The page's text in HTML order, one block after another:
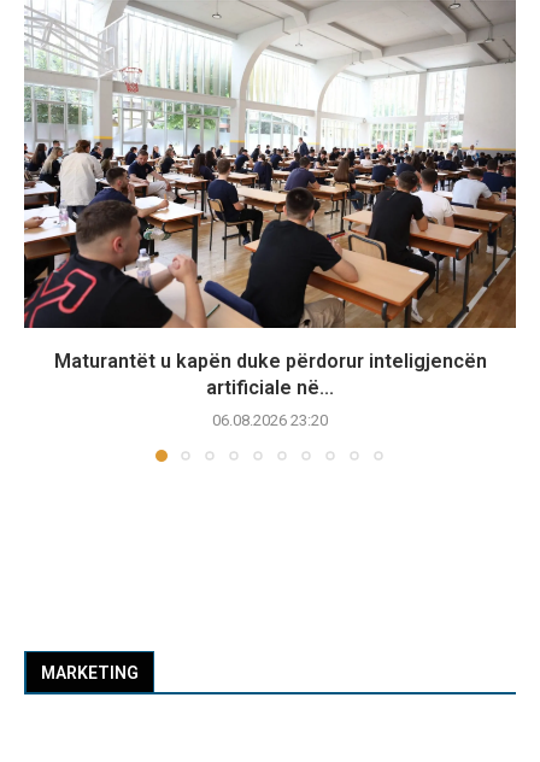
Maturantët u kapën duke përdorur inteligjencën
artificiale në...
06.08.2026 23:20
MARKETING